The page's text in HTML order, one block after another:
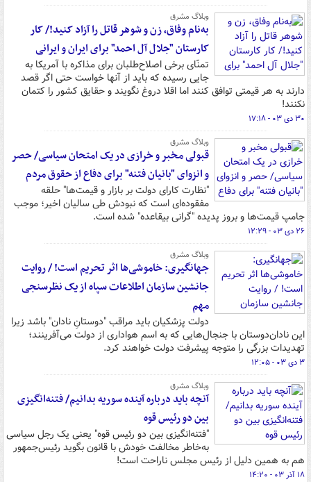
وبلاگ مشرق
به‌نام وفاق، زن و شوهر قاتل را آزاد کنید!/ کار
کارستان "جلال آل احمد" برای ایران و ایرانی
تمنّای برخی اصلاح‌طلبان برای مذاکره با آمریکا به
جایی رسیده که باید از آنها خواست حتی اگر قصد
دارند به هر قیمتی توافق کنند اما اقلا دروغ نگویند و حقایق کشور را کتمان
نکنند!
۳۰ دی ۰۳ - ۱۷:۱۸
وبلاگ مشرق
قبولی مخبر و خرازی در یک امتحان سیاسی/ حصر
و انزوای "بانیان فتنه" برای دفاع از حقوق مردم
"نظارت کارای دولت بر بازار و قیمت‌ها" حلقه
مفقوده‌ای است که نبودش طی سالیان اخیر؛ موجب
جامپ قیمت‌ها و بروز پدیده "گرانی بیقاعده" شده است.
۲۶ دی ۰۳ - ۱۲:۲۹
وبلاگ مشرق
جهانگیری: خاموشی‌ها اثر تحریم است! / روایت
جانشین سازمان اطلاعات سپاه از یک نظرسنجی
مهم
دولت پزشکیان باید مراقب "دوستانِ نادان" باشد زیرا
این نادان‌دوستان با جنجال‌هایی که به اسم هواداری از دولت می‌آفرینند؛
تهدیدات بزرگی را متوجه پیشرفت دولت خواهند کرد.
۳ دی ۰۳ - ۱۲:۰۵
وبلاگ مشرق
آنچه باید درباره آینده سوریه بدانیم/ فتنه‌انگیزی
بین دو رئیس قوه
"فتنه‌انگیزی بین دو رئیس قوه" یعنی یک رجل سیاسی
به‌خاطر مخالفت خودش با قانون بگوید رئیس‌جمهور
هم به همین دلیل از رئیس مجلس ناراحت است!
۱۸ آذر ۰۳ - ۱۴:۲۰